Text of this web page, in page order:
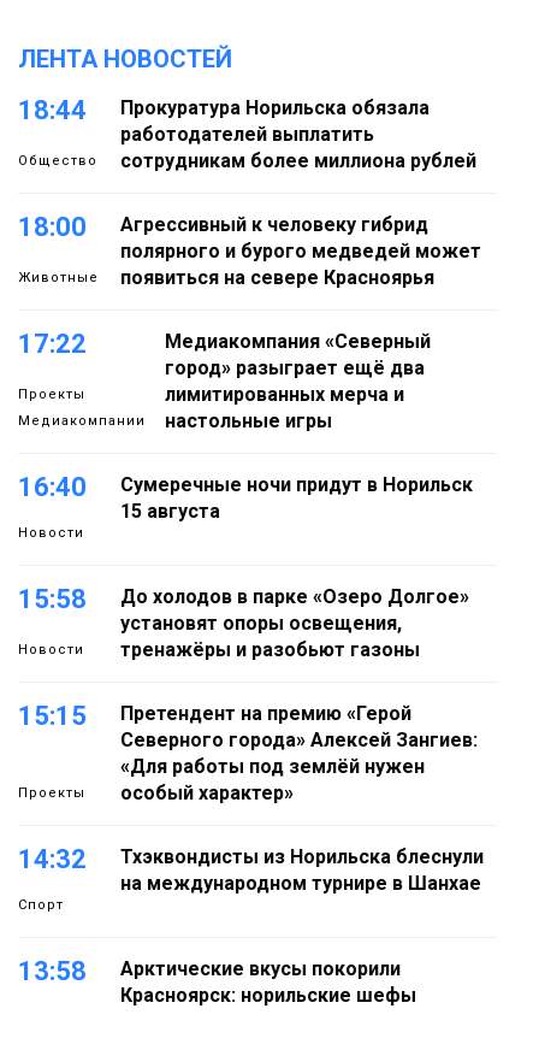
ЛЕНТА НОВОСТЕЙ
18:44
Общество
Прокуратура Норильска обязала
работодателей выплатить
сотрудникам более миллиона рублей
18:00
Животные
Агрессивный к человеку гибрид
полярного и бурого медведей может
появиться на севере Красноярья
17:22
Проекты
Медиакомпании
Медиакомпания «Северный
город» разыграет ещё два
лимитированных мерча и
настольные игры
16:40
Новости
Сумеречные ночи придут в Норильск
15 августа
15:58
Новости
До холодов в парке «Озеро Долгое»
установят опоры освещения,
тренажёры и разобьют газоны
15:15
Проекты
Претендент на премию «Герой
Северного города» Алексей Зангиев:
«Для работы под землёй нужен
особый характер»
14:32
Спорт
Тхэквондисты из Норильска блеснули
на международном турнире в Шанхае
13:58
Арктические вкусы покорили
Красноярск: норильские шефы